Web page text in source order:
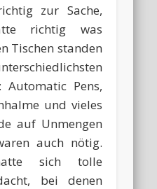
zur Sache,
richtig was
Tischen standen
Automatic Pens,
und vieles
auf Unmengen
auch nötig.
sich tolle
bei denen